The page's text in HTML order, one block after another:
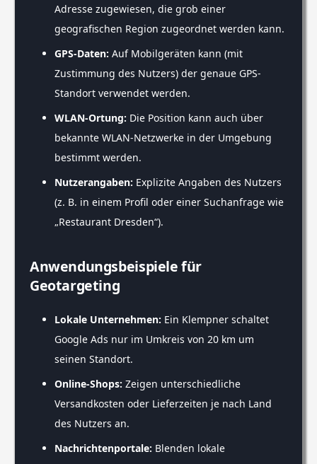
Adresse zugewiesen, die grob einer
geografischen Region zugeordnet werden kann.
GPS-Daten: Auf Mobilgeräten kann (mit
Zustimmung des Nutzers) der genaue GPS-
Standort verwendet werden.
WLAN-Ortung: Die Position kann auch über
bekannte WLAN-Netzwerke in der Umgebung
bestimmt werden.
Nutzerangaben: Explizite Angaben des Nutzers
(z. B. in einem Profil oder einer Suchanfrage wie
„Restaurant Dresden“).
Anwendungsbeispiele für
Geotargeting
Lokale Unternehmen: Ein Klempner schaltet
Google Ads nur im Umkreis von 20 km um
seinen Standort.
Online-Shops: Zeigen unterschiedliche
Versandkosten oder Lieferzeiten je nach Land
des Nutzers an.
Nachrichtenportale: Blenden lokale